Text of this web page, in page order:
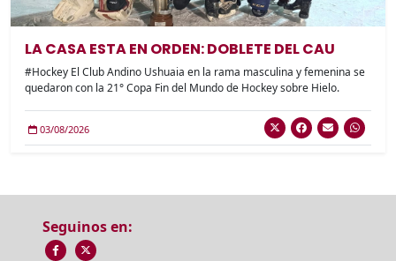
LA CASA ESTA EN ORDEN: DOBLETE DEL CAU
#Hockey El Club Andino Ushuaia en la rama masculina y femenina se
quedaron con la 21° Copa Fin del Mundo de Hockey sobre Hielo.
03/08/2026
Seguinos en: